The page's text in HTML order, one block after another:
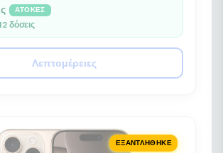
ΆΤΟΚΕΣ
δόσεις
Λεπτομέρειες
ΕΞΑΝΤΛΉΘΗΚΕ